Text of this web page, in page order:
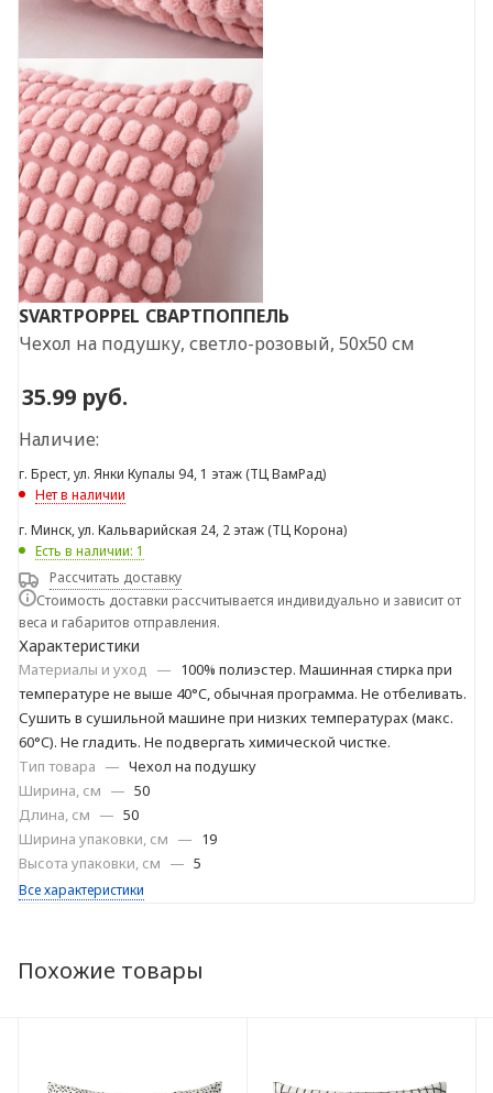
SVARTPOPPEL СВАРТПОППЕЛЬ
Чехол на подушку, светло-розовый, 50x50 см
35.99 руб.
Наличие:
г. Брест, ул. Янки Купалы 94, 1 этаж (ТЦ ВамРад)
Нет в наличии
г. Минск, ул. Кальварийская 24, 2 этаж (ТЦ Корона)
Есть в наличии: 1
Рассчитать доставку
Стоимость доставки рассчитывается индивидуально и зависит от
веса и габаритов отправления.
Характеристики
Материалы и уход — 100% полиэстер. Машинная стирка при
температуре не выше 40°C, обычная программа. Не отбеливать.
Сушить в сушильной машине при низких температурах (макс.
60°C). Не гладить. Не подвергать химической чистке.
Тип товара — Чехол на подушку
Ширина, см — 50
Длина, см — 50
Ширина упаковки, см — 19
Высота упаковки, см — 5
Все характеристики
Похожие товары